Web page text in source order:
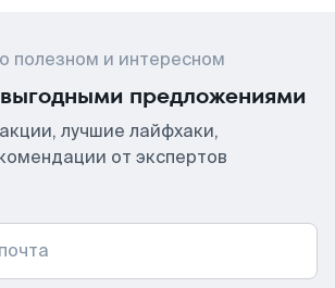
полезном и интересном
предложениями
лучшие лайфхаки,
от экспертов